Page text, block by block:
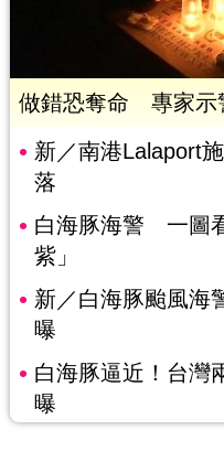
做錯恐奪命 專家示
新／南港Lalaport
落
白海豚海警 一圖
紫」
新／白海豚颱風海
曝
白海豚逼近！台
曝